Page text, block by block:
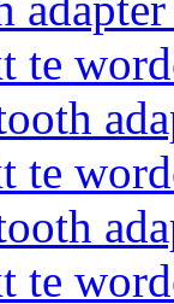
te
te
te